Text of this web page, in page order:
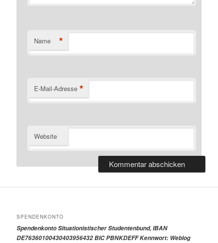
Name *
E-Mail-Adresse *
Website
SPENDENKONTO
Spendenkonto Situationistischer Studentenbund, IBAN
DE76360100430403956432 BIC PBNKDEFF Kennwort: Weblog